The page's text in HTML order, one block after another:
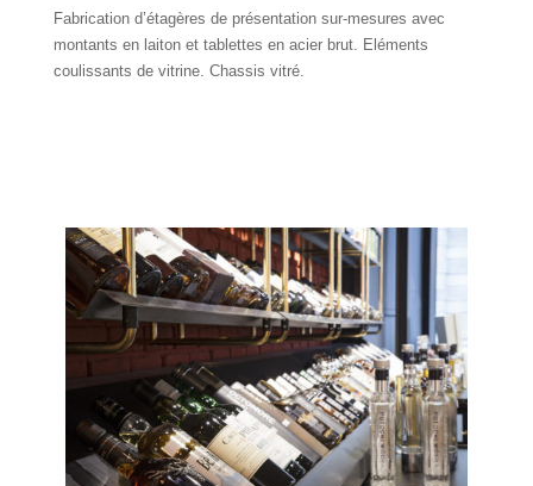
Fabrication d’étagères de présentation sur-mesures avec
montants en laiton et tablettes en acier brut. Eléments
coulissants de vitrine. Chassis vitré.